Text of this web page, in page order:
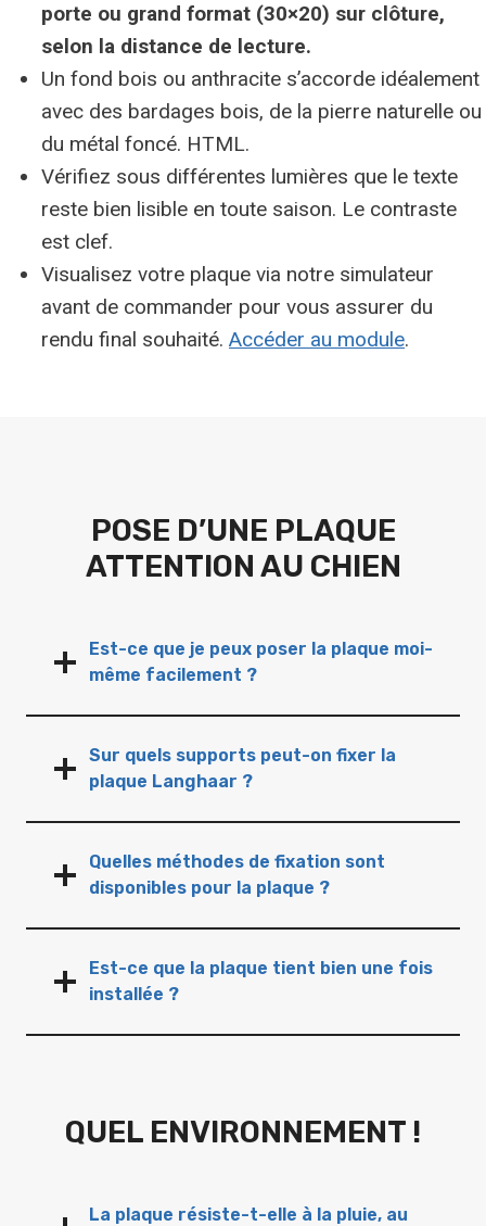
porte ou grand format (30×20) sur clôture,
selon la distance de lecture.
Un fond bois ou anthracite s’accorde idéalement
avec des bardages bois, de la pierre naturelle ou
du métal foncé. HTML.
Vérifiez sous différentes lumières que le texte
reste bien lisible en toute saison. Le contraste
est clef.
Visualisez votre plaque via notre simulateur
avant de commander pour vous assurer du
rendu final souhaité. Accéder au module.
POSE D’UNE PLAQUE
ATTENTION AU CHIEN
Est-ce que je peux poser la plaque moi-
même facilement ?
Sur quels supports peut-on fixer la
plaque Langhaar ?
Quelles méthodes de fixation sont
disponibles pour la plaque ?
Est-ce que la plaque tient bien une fois
installée ?
QUEL ENVIRONNEMENT !
La plaque résiste-t-elle à la pluie, au